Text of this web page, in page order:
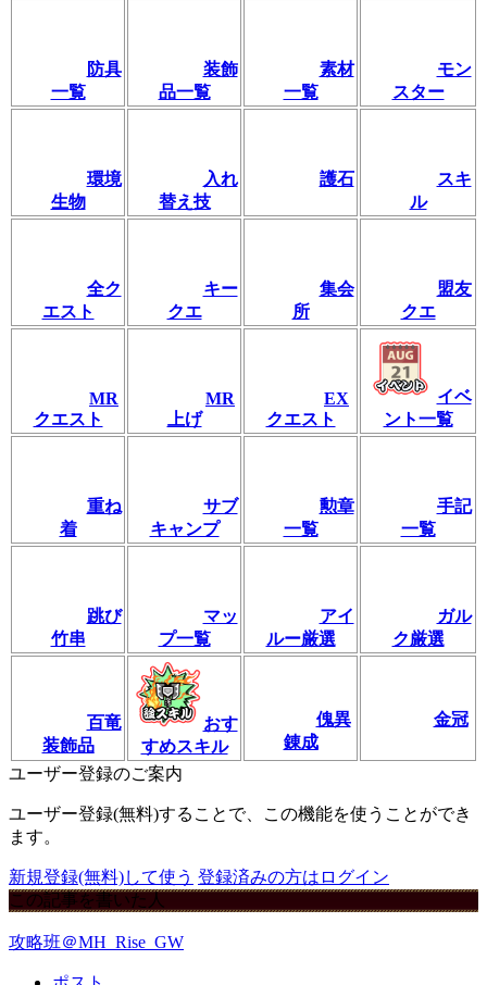
防具
一覧
装飾
品一覧
素材
一覧
モン
スター
環境
生物
入れ
替え技
護石
スキ
ル
全ク
エスト
キー
クエ
集会
所
盟友
クエ
MR
クエスト
MR
上げ
EX
クエスト
イベ
ント一覧
重ね
着
サブ
キャンプ
勲章
一覧
手記
一覧
跳び
竹串
マッ
プ一覧
アイ
ルー厳選
ガル
ク厳選
百竜
装飾品
おす
すめスキル
傀異
錬成
金冠
ユーザー登録のご案内
ユーザー登録(無料)することで、この機能を使うことができ
ます。
新規登録(無料)して使う 登録済みの方はログイン
この記事を書いた人
攻略班＠MH_Rise_GW